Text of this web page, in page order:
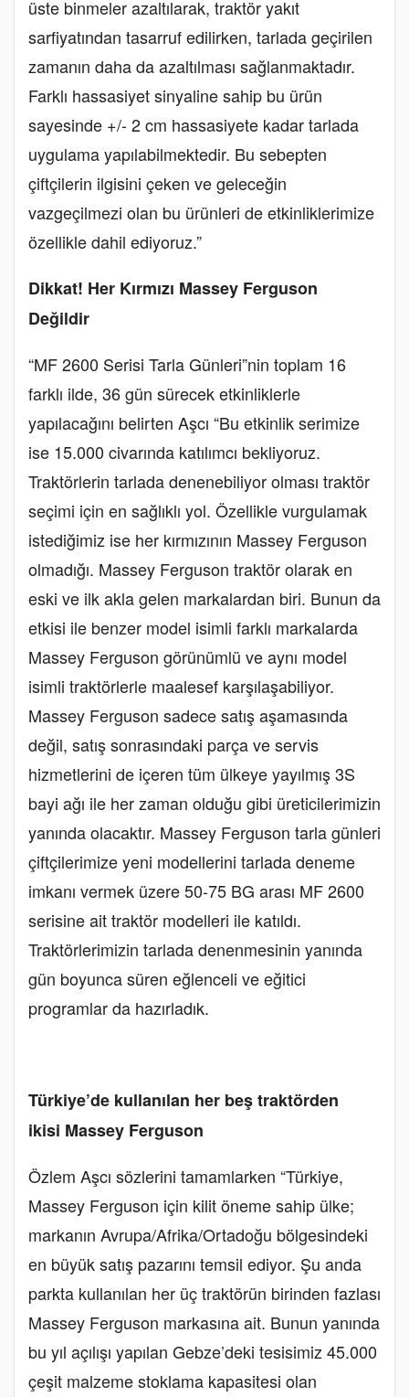
üste binmeler azaltılarak, traktör yakıt
sarfiyatından tasarruf edilirken, tarlada geçirilen
zamanın daha da azaltılması sağlanmaktadır.
Farklı hassasiyet sinyaline sahip bu ürün
sayesinde +/- 2 cm hassasiyete kadar tarlada
uygulama yapılabilmektedir. Bu sebepten
çiftçilerin ilgisini çeken ve geleceğin
vazgeçilmezi olan bu ürünleri de etkinliklerimize
özellikle dahil ediyoruz.”
Dikkat! Her Kırmızı Massey Ferguson
Değildir
“MF 2600 Serisi Tarla Günleri”nin toplam 16
farklı ilde, 36 gün sürecek etkinliklerle
yapılacağını belirten Aşcı “Bu etkinlik serimize
ise 15.000 civarında katılımcı bekliyoruz.
Traktörlerin tarlada denenebiliyor olması traktör
seçimi için en sağlıklı yol. Özellikle vurgulamak
istediğimiz ise her kırmızının Massey Ferguson
olmadığı. Massey Ferguson traktör olarak en
eski ve ilk akla gelen markalardan biri. Bunun da
etkisi ile benzer model isimli farklı markalarda
Massey Ferguson görünümlü ve aynı model
isimli traktörlerle maalesef karşılaşabiliyor.
Massey Ferguson sadece satış aşamasında
değil, satış sonrasındaki parça ve servis
hizmetlerini de içeren tüm ülkeye yayılmış 3S
bayi ağı ile her zaman olduğu gibi üreticilerimizin
yanında olacaktır. Massey Ferguson tarla günleri
çiftçilerimize yeni modellerini tarlada deneme
imkanı vermek üzere 50-75 BG arası MF 2600
serisine ait traktör modelleri ile katıldı.
Traktörlerimizin tarlada denenmesinin yanında
gün boyunca süren eğlenceli ve eğitici
programlar da hazırladık.
Türkiye’de kullanılan her beş traktörden
ikisi Massey Ferguson
Özlem Aşcı sözlerini tamamlarken “Türkiye,
Massey Ferguson için kilit öneme sahip ülke;
markanın Avrupa/Afrika/Ortadoğu bölgesindeki
en büyük satış pazarını temsil ediyor. Şu anda
parkta kullanılan her üç traktörün birinden fazlası
Massey Ferguson markasına ait. Bunun yanında
bu yıl açılışı yapılan Gebze’deki tesisimiz 45.000
çeşit malzeme stoklama kapasitesi olan